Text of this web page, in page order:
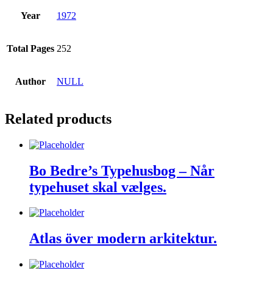
Year 1972
Total Pages 252
Author NULL
Related products
Bo Bedre’s Typehusbog – Når
typehuset skal vælges.
Atlas över modern arkitektur.